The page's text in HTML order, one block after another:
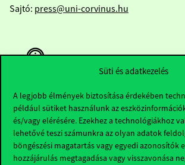
Süti és adatkezelés
A legjobb élmények biztosítása érdekében
például sütiket használunk az
és/vagy elérésére. Ezekhez a technológiákhoz
lehetővé teszi számunkra az olyan adatok
böngészési magatartás vagy egyedi azonosítók
hozzájárulás megtagadása vagy visszavonása
Sajtó: press@uni-corvinus.hu
Hasznos linkek
Nyitvatartás